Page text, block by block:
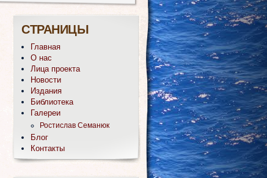
СТРАНИЦЫ
Главная
О нас
Лица проекта
Новости
Издания
Библиотека
Галереи
Ростислав Семанюк
Блог
Контакты